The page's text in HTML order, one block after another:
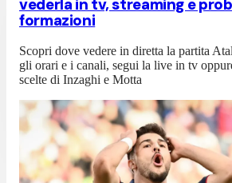
vederla in tv, streaming e
formazioni
Scopri dove vedere in diretta la partita
gli orari e i canali, segui la live in tv
scelte di Inzaghi e Motta